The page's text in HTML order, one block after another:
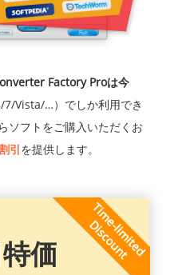
Factory Proは今
Vista/…）でしか利用でき
ソフトをご購入いただくお
引を提供します。
価